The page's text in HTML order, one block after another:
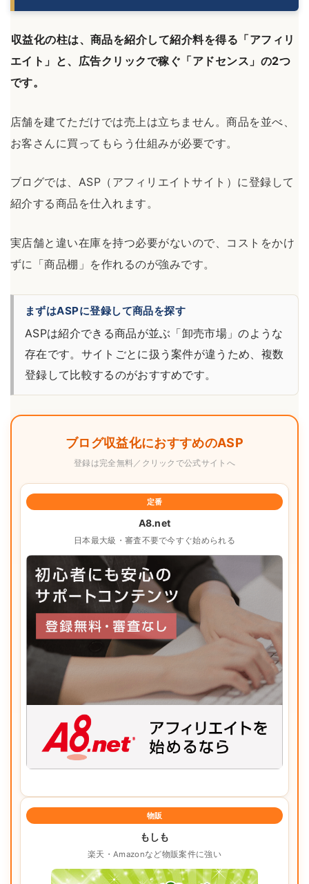
収益化の柱は、商品を紹介して紹介料を得る「アフィリ
エイト」と、広告クリックで稼ぐ「アドセンス」の2つ
です。
店舗を建てただけでは売上は立ちません。商品を並べ、
お客さんに買ってもらう仕組みが必要です。
ブログでは、ASP（アフィリエイトサイト）に登録して
紹介する商品を仕入れます。
実店舗と違い在庫を持つ必要がないので、コストをかけ
ずに「商品棚」を作れるのが強みです。
まずはASPに登録して商品を探す
ASPは紹介できる商品が並ぶ「卸売市場」のような
存在です。サイトごとに扱う案件が違うため、複数
登録して比較するのがおすすめです。
ブログ収益化におすすめのASP
登録は完全無料／クリックで公式サイトへ
定番
A8.net
日本最大級・審査不要で今すぐ始められる
物販
もしも
楽天・Amazonなど物販案件に強い